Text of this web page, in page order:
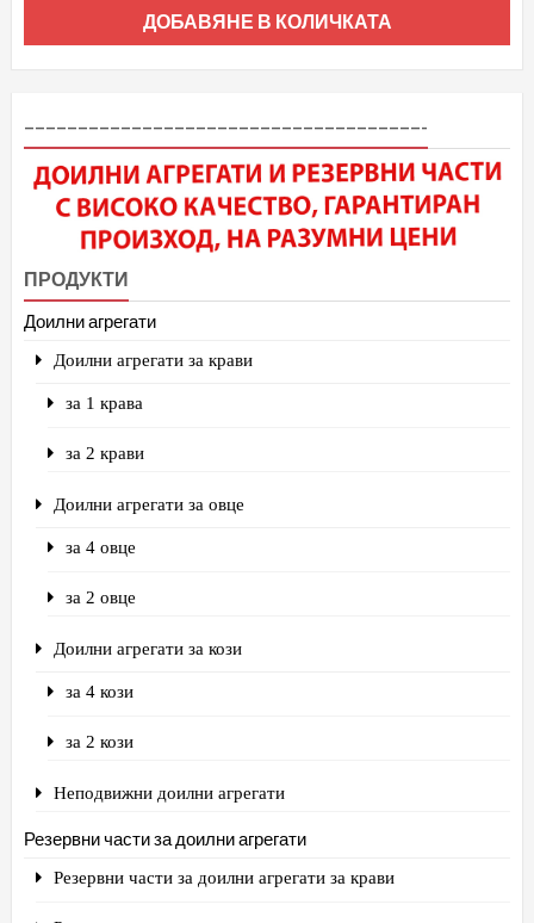
ДОБАВЯНЕ В КОЛИЧКАТА
–––––––––––––––––––––––––––––––––––––-
ПРОДУКТИ
Доилни агрегати
Доилни агрегати за крави
за 1 крава
за 2 крави
Доилни агрегати за овце
за 4 овце
за 2 овце
Доилни агрегати за кози
за 4 кози
за 2 кози
Неподвижни доилни агрегати
Резервни части за доилни агрегати
Резервни части за доилни агрегати за крави